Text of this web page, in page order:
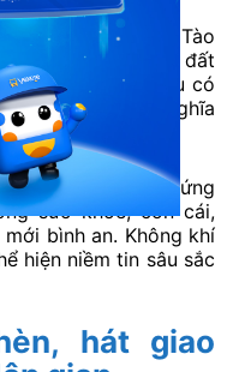
trong lễ hội Gầu Tào
được dựng ở bãi đất
Trên cây nêu có
phẩm mang ý nghĩa
thần linh về chứng
sức khỏe, con cái,
bình an. Không khí
hiện niềm tin sâu sắc
hát giao